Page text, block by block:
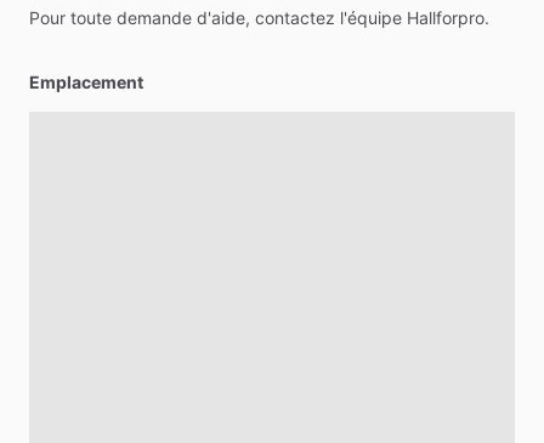
Pour toute demande d'aide, contactez l'équipe Hallforpro.
Emplacement